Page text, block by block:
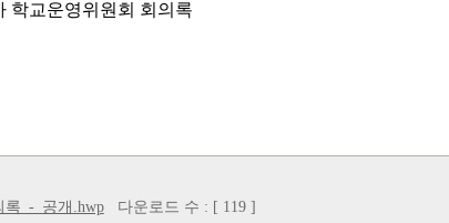
학교운영위원회 회의록
록_-_공개.hwp다운로드 수 : [ 119 ]